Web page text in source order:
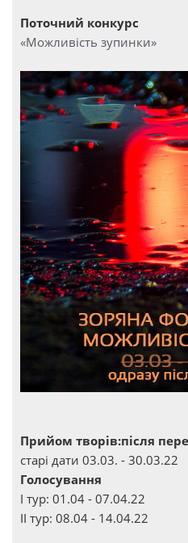
Поточний конкурс
«Можливість зупинки»
Прийом творів:після
старі дати 03.03. - 30.03.22
Голосування
І тур: 01.04 - 07.04.22
ІІ тур: 08.04 - 14.04.22